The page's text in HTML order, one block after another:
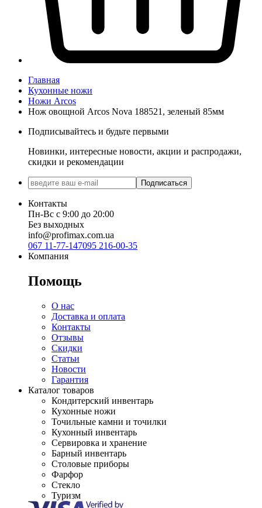
Главная
Кухонные ножи
Ножи Arcos
Нож овощной Arcos Nova 188521, зеленый 85мм
Подписывайтесь и будьте первыми
Новинки, интересные новости, акции и распродажи,
скидки и рекомендации
Подписаться
Контакты
Пн-Вс с 9:00 до 20:00
Без выходных
info@profimax.com.ua
067 11-77-147095 216-00-35
Компания
Помощь
О нас
Доставка и оплата
Контакты
Отзывы
Скидки
Статьи
Новости
Гарантия
Каталог товаров
Кондитерский инвентарь
Кухонные ножи
Точильные камни и точилки
Кухонный инвентарь
Сервировка и хранение
Барный инвентарь
Столовые приборы
Фарфор
Стекло
Туризм